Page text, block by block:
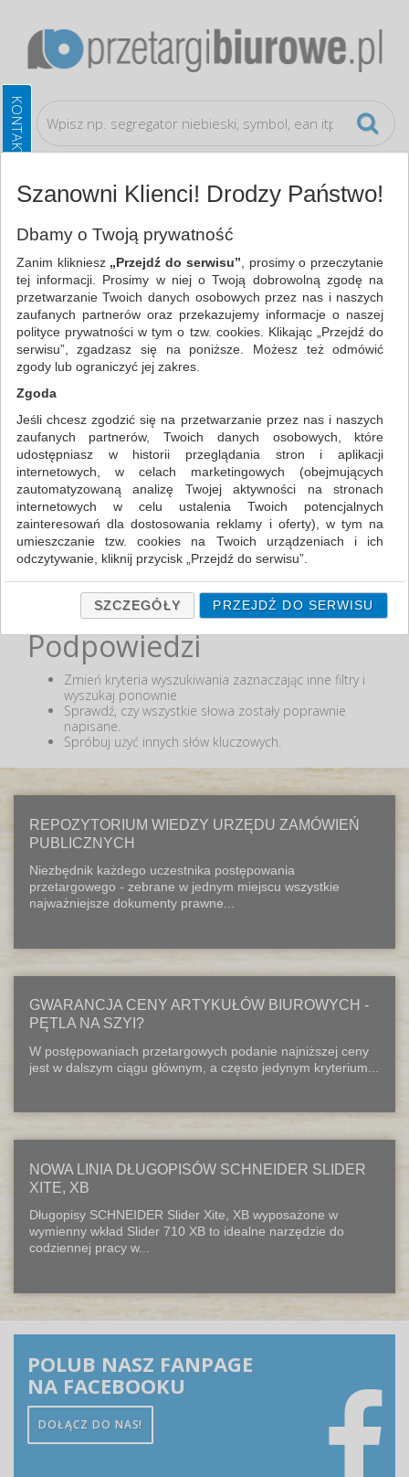
Urządzenia i maszyny biurowe
etykiet
WSZYSTKIE KATEGORIE
NAJCHĘTNIEJ WYBIERANE
FILTRY
Zakres cenowy
MIN:
MAX:
ODZNACZ
Nie odnaleziono produktów wg przyjętych kryteriów
lub podana fraza "" nie została odnaleziona.
Podpowiedzi
Zmień kryteria wyszukiwania zaznaczając inne filtry i
wyszukaj ponownie
Sprawdź, czy wszystkie słowa zostały poprawnie
napisane.
Spróbuj użyć innych słów kluczowych.
REPOZYTORIUM WIEDZY URZĘDU ZAMÓWIEŃ
PUBLICZNYCH
Niezbędnik każdego uczestnika postępowania
przetargowego - zebrane w jednym miejscu wszystkie
najważniejsze dokumenty prawne...
GWARANCJA CENY ARTYKUŁÓW BIUROWYCH -
PĘTLA NA SZYI?
W postępowaniach przetargowych podanie najniższej ceny
jest w dalszym ciągu głównym, a często jedynym kryterium...
NOWA LINIA DŁUGOPISÓW SCHNEIDER SLIDER
XITE, XB
Długopisy SCHNEIDER Slider Xite, XB wyposażone w
wymienny wkład Slider 710 XB to idealne narzędzie do
codziennej pracy w...
POLUB NASZ FANPAGE
NA FACEBOOKU
DOŁĄCZ DO NAS!
Szanowni Klienci! Drodzy Państwo!
Dbamy o Twoją prywatność
Zanim klikniesz „Przejdź do serwisu” , prosimy o przeczytanie
tej informacji. Prosimy w niej o Twoją dobrowolną zgodę na
przetwarzanie Twoich danych osobowych przez nas i naszych
zaufanych partnerów oraz przekazujemy informacje o naszej
polityce prywatności w tym o tzw. cookies. Klikając „Przejdź do
serwisu”, zgadzasz się na poniższe. Możesz też odmówić
zgody lub ograniczyć jej zakres.
Zgoda
Jeśli chcesz zgodzić się na przetwarzanie przez nas i naszych
zaufanych partnerów, Twoich danych osobowych, które
udostępniasz w historii przeglądania stron i aplikacji
internetowych, w celach marketingowych (obejmujących
zautomatyzowaną analizę Twojej aktywności na stronach
internetowych w celu ustalenia Twoich potencjalnych
zainteresowań dla dostosowania reklamy i oferty), w tym na
umieszczanie tzw. cookies na Twoich urządzeniach i ich
odczytywanie, kliknij przycisk „Przejdź do serwisu”.
Jeśli nie chcesz wyrazić zgody lub ograniczyć jej zakres, kliknij
„Szczegóły”, gdzie znajdziesz wszelkie informacje o tym jak to
zrobić . Te same informacje znajdziesz także na podstronie z
naszą polityką prywatności obowiązującą od 25 maja 2018.
W przypadku użytkowników zalogowanych, ważna jest Państwa
wcześniejsza zgoda której udzieliliście podczas zakładania
konta. Każda Państwa zgoda jest dobrowolna i można ją w
dowolnym momencie wycofać.
Polityka prywatności (rozwiń)
Klauzula Informacyjna (rozwiń)
Lista Zaufanych Partnerów (rozwiń)
SZCZEGÓŁY PRZEJDŹ DO SERWISU